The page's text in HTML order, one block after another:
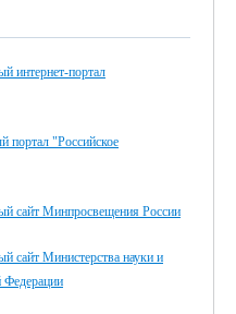
интернет-портал
портал "Российское
сайт Минпросвещения России
сайт Министерства науки и
Федерации